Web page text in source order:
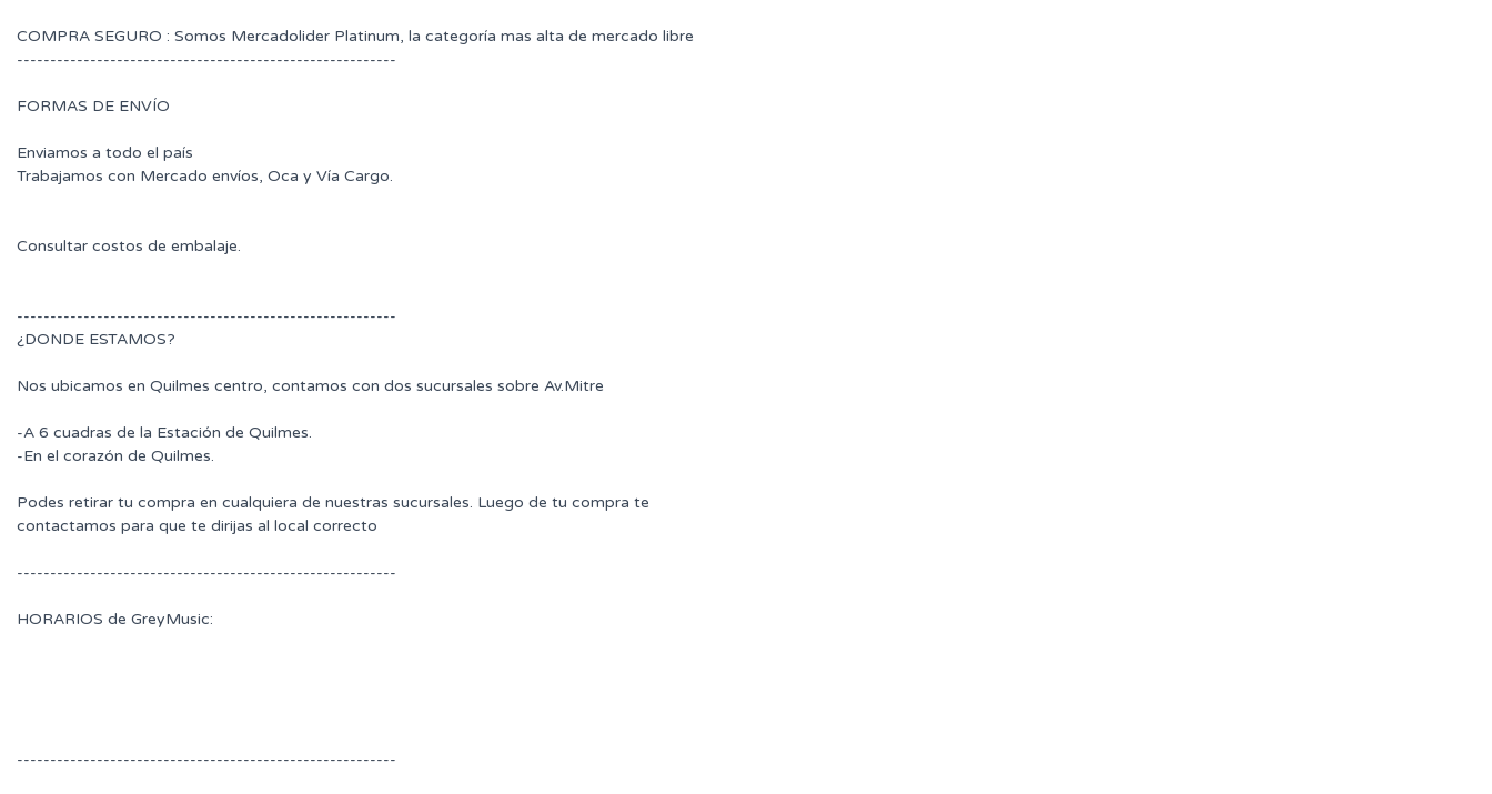
COMPRA SEGURO : Somos Mercadolider Platinum, la categoría mas alta de mercado libre
---------------------------------------------------------
FORMAS DE ENVÍO
Enviamos a todo el país
Trabajamos con Mercado envíos, Oca y Vía Cargo.
Consultar costos de embalaje.
---------------------------------------------------------
¿DONDE ESTAMOS?
Nos ubicamos en Quilmes centro, contamos con dos sucursales sobre Av.Mitre
-A 6 cuadras de la Estación de Quilmes.
-En el corazón de Quilmes.
Podes retirar tu compra en cualquiera de nuestras sucursales. Luego de tu compra te
contactamos para que te dirijas al local correcto
---------------------------------------------------------
HORARIOS de GreyMusic:
---------------------------------------------------------